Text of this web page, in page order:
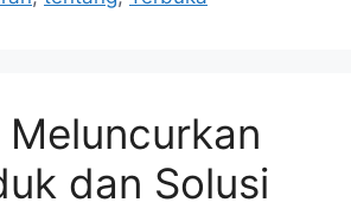
Meluncurkan
dan Solusi